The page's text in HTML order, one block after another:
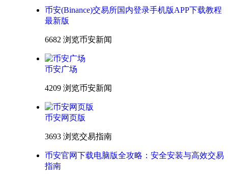
币安(Binance)交易所国内登录手机版APP下载教程
最新版
6682 浏览币安新闻
币安广场
4209 浏览币安新闻
币安网页版
3693 浏览交易指南
币安官网下载电脑版全攻略：安全安装与高效交易
指南